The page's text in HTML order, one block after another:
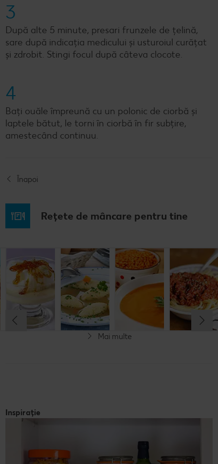
3
După alte 5 minute, presari frunzele de țelină,
sare după indicația medicului și usturoiul curățat
și zdrobit. Stingi focul după câteva clocote.
4
Bați ouăle împreună cu un polonic de ciorbă și
laptele bătut, le torni în ciorbă în fir subțire,
amestecând continuu.
Înapoi
Rețete de mâncare pentru tine
Musaca de
cartofi cu
cașcaval
Cel mult 60 minute
Rafinat
Lapte de
pasăre
Cel mult 60 minute
Rafinat
Supă
tradițională
cu găluşte
Supă cremă de
linte
Cel mult 60 minute
Simplu
Mai multe
Inspirație